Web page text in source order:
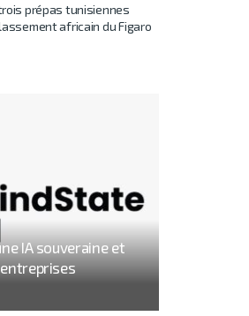
prépas tunisiennes
africain du Figaro
IA souveraine et